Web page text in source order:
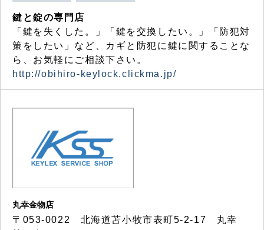
鍵と錠の専門店
「鍵を失くした。」「鍵を交換したい。」「防犯対
策をしたい」など、カギと防犯に鍵に関することな
ら、お気軽にご相談下さい。
http://obihiro-keylock.clickma.jp/
丸幸金物店
〒053-0022 北海道苫小牧市表町5-2-17 丸幸